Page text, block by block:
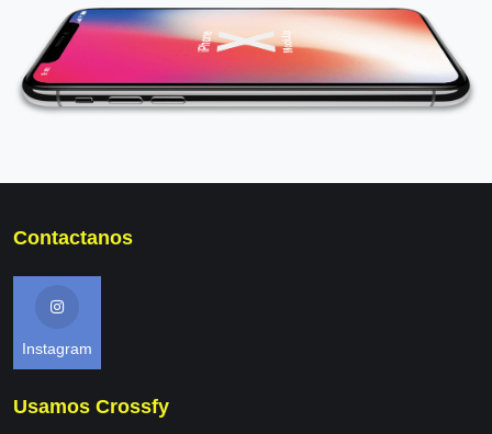
Contactanos
Instagram
Usamos Crossfy